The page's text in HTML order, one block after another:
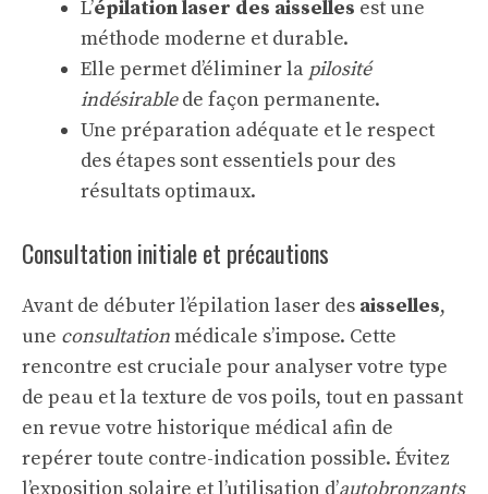
L’épilation laser des aisselles est une
méthode moderne et durable.
Elle permet d’éliminer la pilosité
indésirablede façon permanente.
Une préparation adéquate et le respect
des étapes sont essentiels pour des
résultats optimaux.
Consultation initiale et précautions
Avant de débuter l’épilation laser des aisselles,
une consultationmédicale s’impose. Cette
rencontre est cruciale pour analyser votre type
de peau et la texture de vos poils, tout en passant
en revue votre historique médical afin de
repérer toute contre-indication possible. Évitez